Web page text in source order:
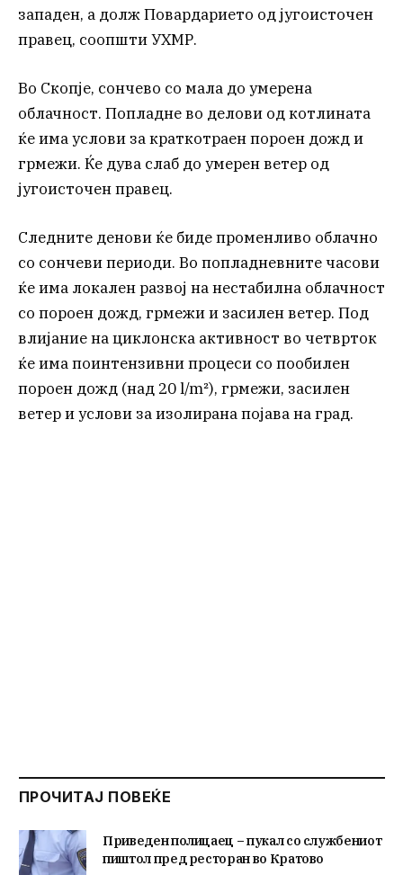
западен, а долж Повардарието од југоисточен
правец, соопшти УХМР.
Во Скопје, сончево со мала до умерена
облачност. Попладне во делови од котлината
ќе има услови за краткотраен пороен дожд и
грмежи. Ќе дува слаб до умерен ветер од
југоисточен правец.
Следните денови ќе биде променливо облачно
со сончеви периоди. Во попладневните часови
ќе има локален развој на нестабилна облачност
со пороен дожд, грмежи и засилен ветер. Под
влијание на циклонска активност во четврток
ќе има поинтензивни процеси со пообилен
пороен дожд (над 20 l/m²), грмежи, засилен
ветер и услови за изолирана појава на град.
ПРОЧИТАЈ ПОВЕЌЕ
Приведен полицаец – пукал со службениот
пиштол пред ресторан во Кратово